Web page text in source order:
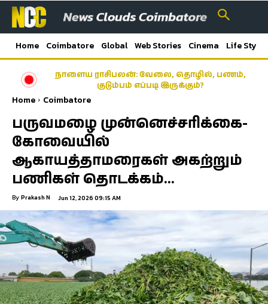
Home Coimbatore Global Web Stories Cinema Life Style
நாளைய ராசிபலன்: வேலை, தொழில், பணம்,
குடும்பம் எப்படி இருக்கும்?
Home Coimbatore
பருவமழை முன்னெச்சரிக்கை-
கோவையில்
ஆகாயத்தாமரைகள் அகற்றும்
பணிகள் தொடக்கம்…
By Prakash N Jun 12, 2026 09:15 AM